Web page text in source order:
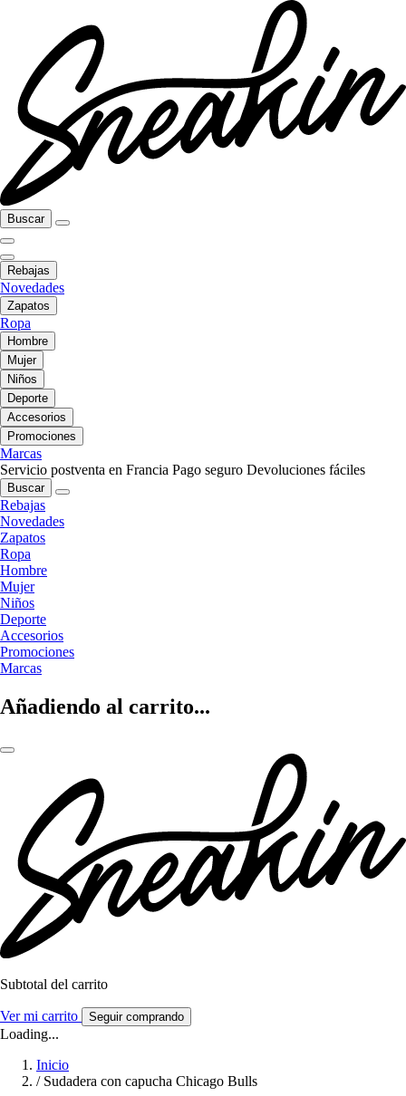
Buscar
Rebajas
Novedades
Zapatos
Ropa
Hombre
Mujer
Niños
Deporte
Accesorios
Promociones
Marcas
Servicio postventa en Francia Pago seguro Devoluciones fáciles
Buscar
Rebajas
Novedades
Zapatos
Ropa
Hombre
Mujer
Niños
Deporte
Accesorios
Promociones
Marcas
Añadiendo al carrito...
Subtotal del carrito
Ver mi carrito Seguir comprando
Loading...
Inicio
/ Sudadera con capucha Chicago Bulls